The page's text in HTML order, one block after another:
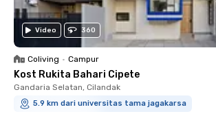
Video 360
Coliving • Campur
Kost Rukita Bahari Cipete
Gandaria Selatan, Cilandak
5.9 km dari universitas tama jagakarsa